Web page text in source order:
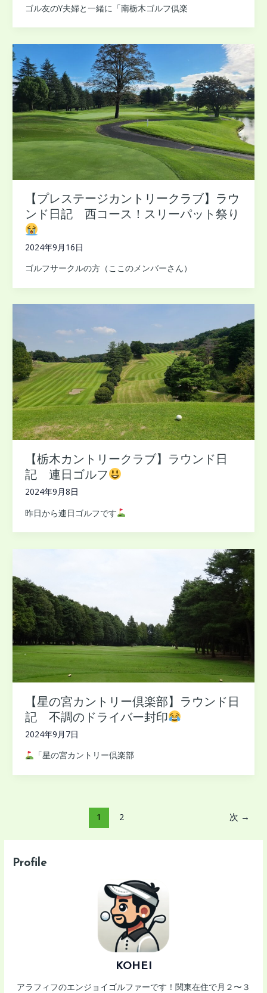
ゴル友のY夫婦と一緒に「南栃木ゴルフ倶楽
【プレステージカントリークラブ】ラウ
ンド日記 西コース！スリーパット祭り
2024年9月16日
ゴルフサークルの方（ここのメンバーさん）
【栃木カントリークラブ】ラウンド日
記 連日ゴルフ
2024年9月8日
昨日から連日ゴルフです
【星の宮カントリー倶楽部】ラウンド日
記 不調のドライバー封印
2024年9月7日
「星の宮カントリー倶楽部
1 2 次 →
Profile
KOHEI
アラフィフのエンジョイゴルファーです！関東在住で月２〜３